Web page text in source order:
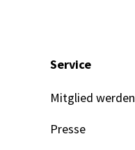
Service
Mitglied werden
Presse